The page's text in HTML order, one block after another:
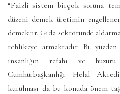
“Faizli sistem birçok soruna
düzeni demek üretimin
demektir. Gıda sektöründe
tehlikeye atmaktadır. Bu
insanlığın refahı ve
Cumhurbaşkanlığı Helal
kurulması da bu konuda önem